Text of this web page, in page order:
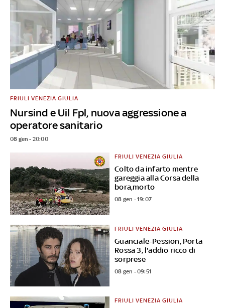
Nursind e Uil Fpl, nuova aggressione a
operatore sanitario
FRIULI VENEZIA GIULIA
08 gen - 20:00
Colto da infarto mentre
gareggia alla Corsa della
bora,morto
FRIULI VENEZIA GIULIA
08 gen - 19:07
Guanciale-Pession, Porta
Rossa 3, l'addio ricco di
sorprese
FRIULI VENEZIA GIULIA
08 gen - 09:51
FRIULI VENEZIA GIULIA